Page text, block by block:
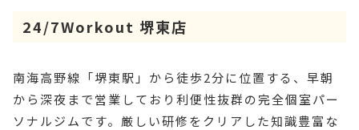
24/7Workout 堺東店
南海高野線「堺東駅」から徒歩2分に位置する、早朝
から深夜まで営業しており利便性抜群の完全個室パー
ソナルジムです。厳しい研修をクリアした知識豊富な